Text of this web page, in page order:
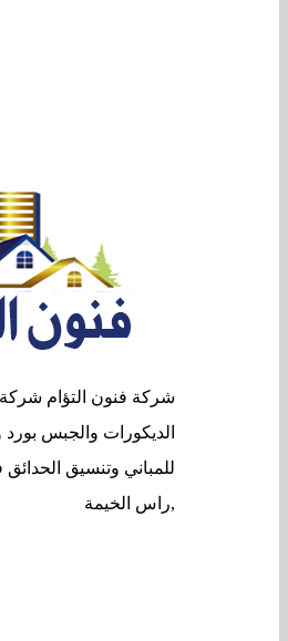
شركة فنون التؤام
الديكورات والجبس بورد
للمباني وتنسيق
,راس الخيمة